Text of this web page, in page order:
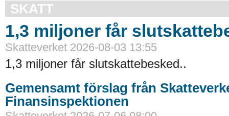
SKATT
1,3 miljoner får
Skatteverket 2026-08-03 13:55
1,3 miljoner får slutskattebesked..
Gemensamt förslag från
Finansinspektionen